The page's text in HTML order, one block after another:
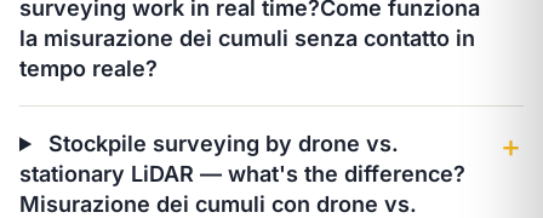
surveying work in real time?Come funziona
la misurazione dei cumuli senza contatto in
tempo reale?
Stockpile surveying by drone vs.
stationary LiDAR — what's the difference?
Misurazione dei cumuli con drone vs.
＋